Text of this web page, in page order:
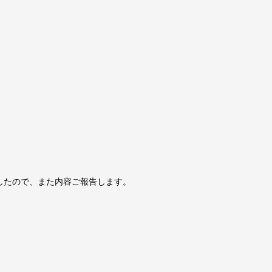
たので、また内容ご報告します。